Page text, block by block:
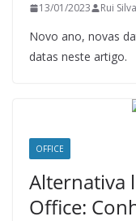
13/01/2023 Rui Silva
Novo ano, novas
datas neste artigo.
OFFICE
Alternativa
Office: